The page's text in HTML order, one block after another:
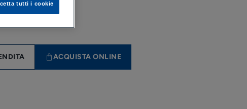
ACQUISTA ONLINE
tutti i cookie